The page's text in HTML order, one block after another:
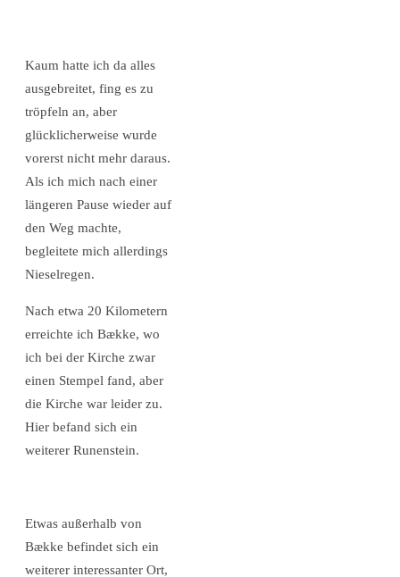
Kaum hatte ich da alles
ausgebreitet, fing es zu
tröpfeln an, aber
glücklicherweise wurde
vorerst nicht mehr daraus.
Als ich mich nach einer
längeren Pause wieder auf
den Weg machte,
begleitete mich allerdings
Nieselregen.
Nach etwa 20 Kilometern
erreichte ich Bække, wo
ich bei der Kirche zwar
einen Stempel fand, aber
die Kirche war leider zu.
Hier befand sich ein
weiterer Runenstein.
Etwas außerhalb von
Bække befindet sich ein
weiterer interessanter Ort,